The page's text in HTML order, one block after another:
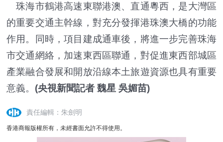
珠海市鶴港高速東聯港澳、直通粵西，是大灣區
的重要交通主幹線，對充分發揮港珠澳大橋的功能
作用。同時，項目建成通車後，將進一步完善珠海
市交通網絡，加速東西區聯通，對促進東西部城區
產業融合發展和開放沿線本土旅遊資源也具有重要
意義。 (央視新聞記者 魏星 吳媚苗)
責任編輯：朱劍明
香港商報版權所有，未經書面允許不得使用。